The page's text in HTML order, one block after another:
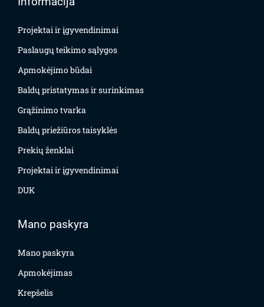
Projektai ir įgyvendinimai
Paslaugų teikimo sąlygos
Apmokėjimo būdai
Baldų pristatymas ir surinkimas
Grąžinimo tvarka
Baldų priežiūros taisyklės
Prekių ženklai
Projektai ir įgyvendinimai
DUK
Mano paskyra
Mano paskyra
Apmokėjimas
Krepšelis